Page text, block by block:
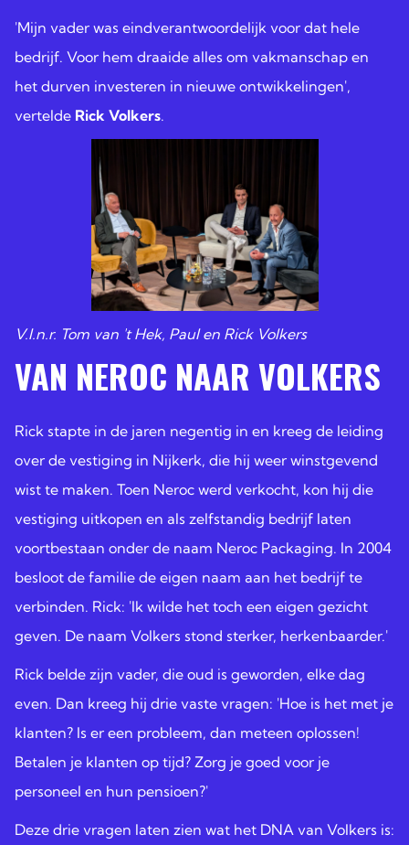
'Mijn vader was eindverantwoordelijk voor dat hele
bedrijf. Voor hem draaide alles om vakmanschap en
het durven investeren in nieuwe ontwikkelingen',
vertelde Rick Volkers.
V.l.n.r. Tom van 't Hek, Paul en Rick Volkers
VAN NEROC NAAR VOLKERS
Rick stapte in de jaren negentig in en kreeg de leiding
over de vestiging in Nijkerk, die hij weer winstgevend
wist te maken. Toen Neroc werd verkocht, kon hij die
vestiging uitkopen en als zelfstandig bedrijf laten
voortbestaan onder de naam Neroc Packaging. In 2004
besloot de familie de eigen naam aan het bedrijf te
verbinden. Rick: 'Ik wilde het toch een eigen gezicht
geven. De naam Volkers stond sterker, herkenbaarder.'
Rick belde zijn vader, die oud is geworden, elke dag
even. Dan kreeg hij drie vaste vragen: 'Hoe is het met je
klanten? Is er een probleem, dan meteen oplossen!
Betalen je klanten op tijd? Zorg je goed voor je
personeel en hun pensioen?'
Deze drie vragen laten zien wat het DNA van Volkers is: